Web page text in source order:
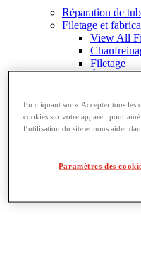
Réparation de
Filetage et
View All
Filetage
Étaux à
Découpe
En cliquant sur « Accepter tous les
cookies sur votre appareil pour
l’utilisation du site et nous aider
Paramètres des